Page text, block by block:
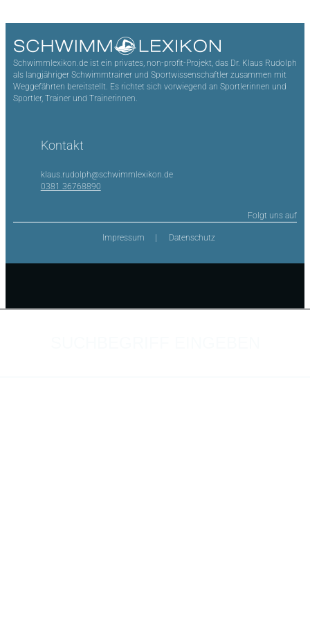
Schwimmlexikon.de ist ein privates, non-profit-Projekt, das Dr. Klaus Rudolph
als langjähriger Schwimmtrainer und Sportwissenschaftler zusammen mit
Weggefährten bereitstellt. Es richtet sich vorwiegend an Sportlerinnen und
Sportler, Trainer und Trainerinnen.
Kontakt
klaus.rudolph@schwimmlexikon.de
0381 36768890
Folgt uns auf
Impressum Datenschutz